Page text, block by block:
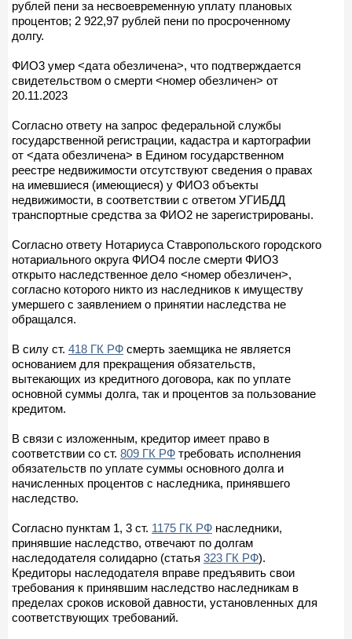
рублей пени за несвоевременную уплату плановых
процентов; 2 922,97 рублей пени по просроченному
долгу.
ФИО3 умер <дата обезличена>, что подтверждается
свидетельством о смерти <номер обезличен> от
20.11.2023
Согласно ответу на запрос федеральной службы
государственной регистрации, кадастра и картографии
от <дата обезличена> в Едином государственном
реестре недвижимости отсутствуют сведения о правах
на имевшиеся (имеющиеся) у ФИО3 объекты
недвижимости, в соответствии с ответом УГИБДД
транспортные средства за ФИО2 не зарегистрированы.
Согласно ответу Нотариуса Ставропольского городского
нотариального округа ФИО4 после смерти ФИО3
открыто наследственное дело <номер обезличен>,
согласно которого никто из наследников к имуществу
умершего с заявлением о принятии наследства не
обращался.
В силу ст. 418 ГК РФ смерть заемщика не является
основанием для прекращения обязательств,
вытекающих из кредитного договора, как по уплате
основной суммы долга, так и процентов за пользование
кредитом.
В связи с изложенным, кредитор имеет право в
соответствии со ст. 809 ГК РФ требовать исполнения
обязательств по уплате суммы основного долга и
начисленных процентов с наследника, принявшего
наследство.
Согласно пунктам 1, 3 ст. 1175 ГК РФ наследники,
принявшие наследство, отвечают по долгам
наследодателя солидарно (статья 323 ГК РФ).
Кредиторы наследодателя вправе предъявить свои
требования к принявшим наследство наследникам в
пределах сроков исковой давности, установленных для
соответствующих требований.